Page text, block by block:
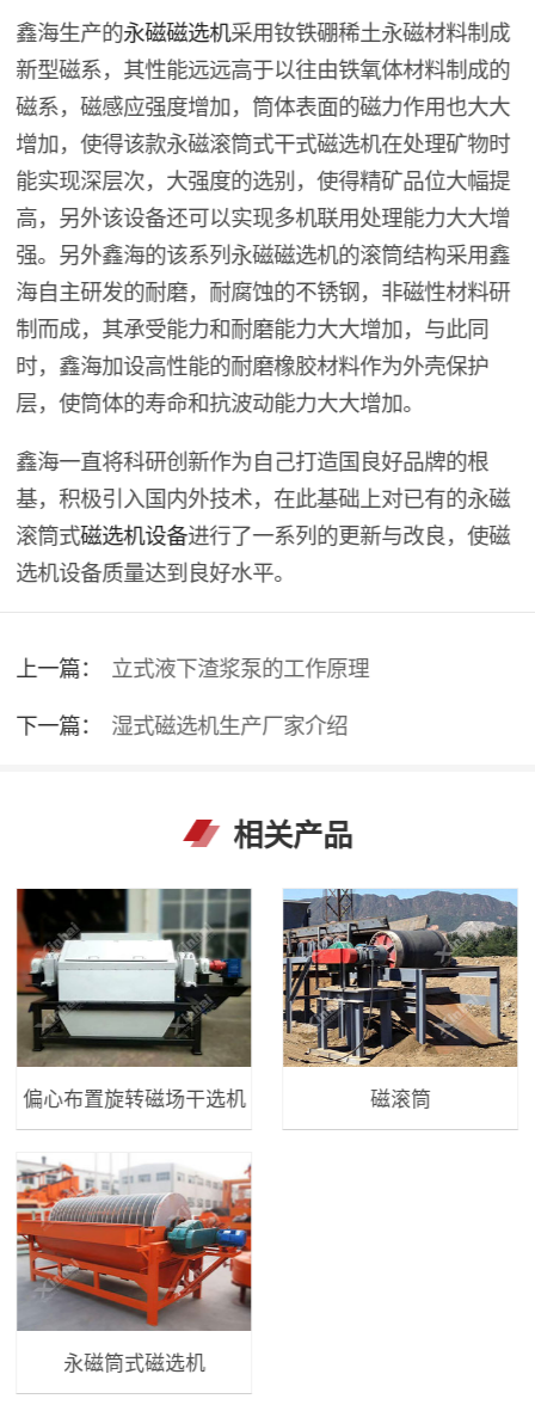
鑫海生产的永磁磁选机采用钕铁硼稀土永磁材料制成
新型磁系，其性能远远高于以往由铁氧体材料制成的
磁系，磁感应强度增加，筒体表面的磁力作用也大大
增加，使得该款永磁滚筒式干式磁选机在处理矿物时
能实现深层次，大强度的选别，使得精矿品位大幅提
高，另外该设备还可以实现多机联用处理能力大大增
强。另外鑫海的该系列永磁磁选机的滚筒结构采用鑫
海自主研发的耐磨，耐腐蚀的不锈钢，非磁性材料研
制而成，其承受能力和耐磨能力大大增加，与此同
时，鑫海加设高性能的耐磨橡胶材料作为外壳保护
层，使筒体的寿命和抗波动能力大大增加。
鑫海一直将科研创新作为自己打造国良好品牌的根
基，积极引入国内外技术，在此基础上对已有的永磁
滚筒式磁选机设备进行了一系列的更新与改良，使磁
选机设备质量达到良好水平。
上一篇：
立式液下渣浆泵的工作原理
下一篇：
湿式磁选机生产厂家介绍
相关产品
偏心布置旋转磁场干选机 磁滚筒
永磁筒式磁选机